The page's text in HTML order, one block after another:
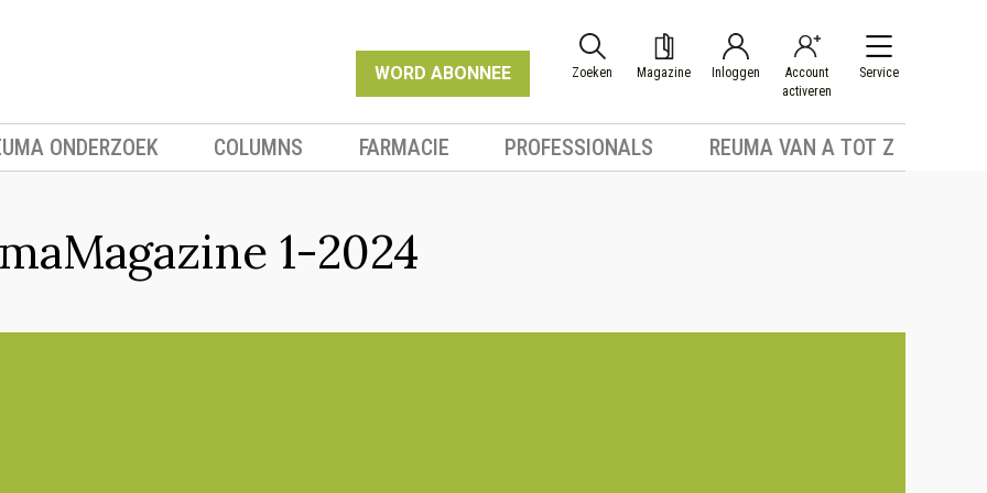
WORD ABONNEE Zoeken Magazine Inloggen
Account
activeren
Service
ONDERZOEK COLUMNS FARMACIE PROFESSIONALS REUMA VAN A TOT Z
1-2024